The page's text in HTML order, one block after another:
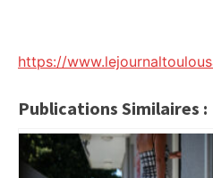
https://
Publications Similaires :